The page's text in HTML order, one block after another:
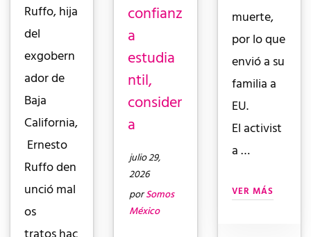
Ruffo, hija
del
exgobern
ador de
Baja
California,
Ernesto
Ruffo den
unció mal
os
confianz
a
estudia
ntil,
consider
a
julio 29,
2026
porSomos
México
muerte,
por lo que
envió a su
familia a
EU.
El activist
a …
VER MÁS